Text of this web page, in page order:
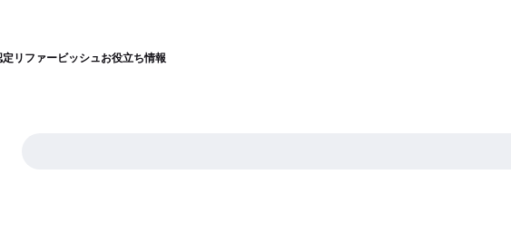
リファービッシュお役立ち情報